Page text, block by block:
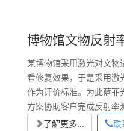
博物馆文物反射
某博物馆采用激光对文物
看修复效果，于是采用激
作为评价标准。为此蓝菲
方案协助客户完成反射率
了解更多...
联